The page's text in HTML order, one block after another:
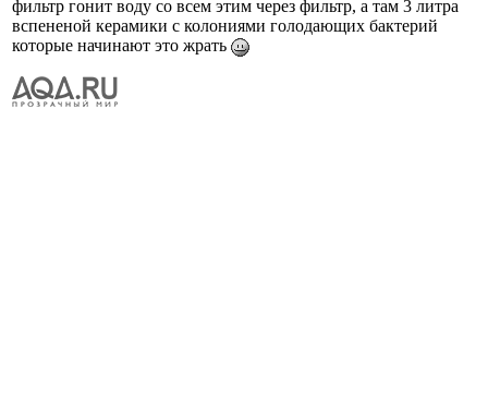
фильтр гонит воду со всем этим через фильтр, а там 3 литра
вспененой керамики с колониями голодающих бактерий
которые начинают это жрать